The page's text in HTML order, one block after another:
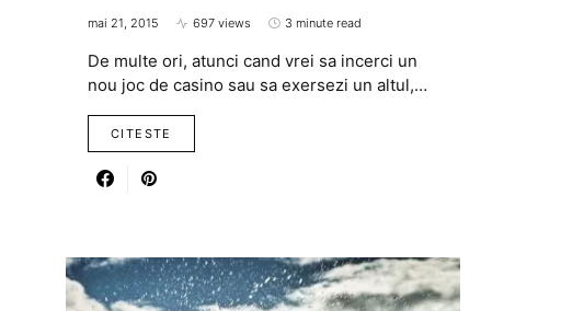
mai 21, 2015 697 views 3 minute read
De multe ori, atunci cand vrei sa incerci un
nou joc de casino sau sa exersezi un altul,…
CITESTE